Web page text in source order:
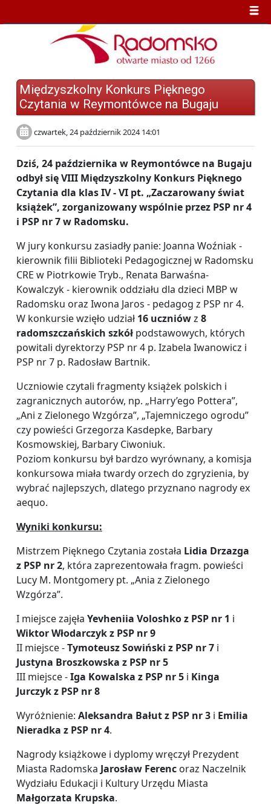
Międzyszkolny Konkurs Pięknego
Czytania w Reymontówce na Bugaju
czwartek, 24 październik 2024 14:01
Dziś, 24 października w Reymontówce na Bugaju
odbył się VIII Międzyszkolny Konkurs Pięknego
Czytania dla klas IV - VI pt. „Zaczarowany świat
książek”, zorganizowany wspólnie przez PSP nr 4
i PSP nr 7 w Radomsku.
W jury konkursu zasiadły panie: Joanna Woźniak -
kierownik filii Biblioteki Pedagogicznej w Radomsku
CRE w Piotrkowie Tryb., Renata Barwaśna-
Kowalczyk - kierownik oddziału dla dzieci MBP w
Radomsku oraz Iwona Jaros - pedagog z PSP nr 4.
W konkursie wzięło udział 16 uczniówz 8
radomszczańskich szkół podstawowych, których
powitali dyrektorzy PSP nr 4 p. Izabela Iwanowicz i
PSP nr 7 p. Radosław Bartnik.
Uczniowie czytali fragmenty książek polskich i
zagranicznych autorów, np. „Harry’ego Pottera”,
„Ani z Zielonego Wzgórza”, „Tajemniczego ogrodu”
czy powieści Grzegorza Kasdepke, Barbary
Kosmowskiej, Barbary Ciwoniuk.
Poziom konkursu był bardzo wyrównany, a komisja
konkursowa miała twardy orzech do zgryzienia, by
wybrać najlepszych, dlatego przyznano nagrody ex
aequo.
Wyniki konkursu:
Mistrzem Pięknego Czytania została Lidia Drzazga
z PSP nr 2, która zaprezentowała fragm. powieści
Lucy M. Montgomery pt. „Ania z Zielonego
Wzgórza”.
I miejsce zajęła Yevheniia Voloshko z PSP nr 1 i
Wiktor Włodarczyk z PSP nr 9
II miejsce -Tymoteusz Sowiński z PSP nr 7 i
Justyna Broszkowska z PSP nr 5
III miejsce -Iga Kowalska z PSP nr 5 i Kinga
Jurczyk z PSP nr 8
Wyróżnienie: Aleksandra Bałut z PSP nr 3 i Emilia
Nieradka z PSP nr 4.
Nagrody książkowe i dyplomy wręczył Prezydent
Miasta Radomska Jarosław Ferenc oraz Naczelnik
Wydziału Edukacji i Kultury Urzędu Miasta
Małgorzata Krupska.